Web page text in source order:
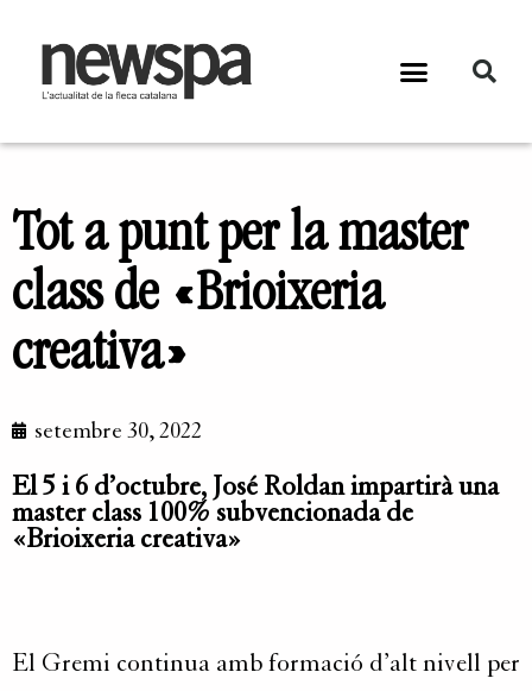
Tot a punt per la master
class de «Brioixeria
creativa»
setembre 30, 2022
El 5 i 6 d’octubre, José Roldan impartirà una
master class 100% subvencionada de
«Brioixeria creativa»
El Gremi continua amb formació d’alt nivell per